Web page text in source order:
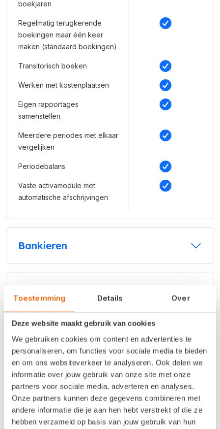
Toestemming Details Over
Deze website maakt gebruik van cookies
We gebruiken cookies om content en advertenties te
personaliseren, om functies voor sociale media te bieden
en om ons websiteverkeer te analyseren. Ook delen we
informatie over jouw gebruik van onze site met onze
partners voor sociale media, adverteren en analyses.
Onze partners kunnen deze gegevens combineren met
andere informatie die je aan hen hebt verstrekt of die ze
hebben verzameld op basis van jouw gebruik van hun
boekjaren
Regelmatig terugkerende
boekingen maar één keer
maken (standaard boekingen)
Transitorisch boeken
Werken met kostenplaatsen
Eigen rapportages
samenstellen
Meerdere periodes met elkaar
vergelijken
Periodebalans
Vaste activamodule met
automatische afschrijvingen
Bankieren
Handel
Online samenwerken
Fiscaal